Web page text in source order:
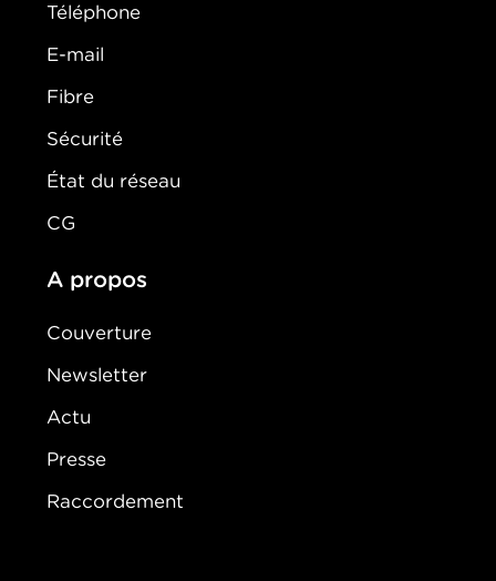
Téléphone
E-mail
Fibre
Sécurité
État du réseau
CG
A propos
Couverture
Newsletter
Actu
Presse
Raccordement